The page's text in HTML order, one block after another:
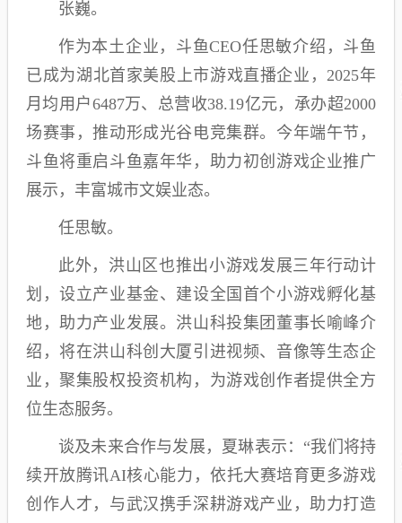
张巍。
作为本土企业，斗鱼CEO任思敏介绍，斗鱼
已成为湖北首家美股上市游戏直播企业，2025年
月均用户6487万、总营收38.19亿元，承办超2000
场赛事，推动形成光谷电竞集群。今年端午节，
斗鱼将重启斗鱼嘉年华，助力初创游戏企业推广
展示，丰富城市文娱业态。
任思敏。
此外，洪山区也推出小游戏发展三年行动计
划，设立产业基金、建设全国首个小游戏孵化基
地，助力产业发展。洪山科投集团董事长喻峰介
绍，将在洪山科创大厦引进视频、音像等生态企
业，聚集股权投资机构，为游戏创作者提供全方
位生态服务。
谈及未来合作与发展，夏琳表示：“我们将持
续开放腾讯AI核心能力，依托大赛培育更多游戏
创作人才，与武汉携手深耕游戏产业，助力打造